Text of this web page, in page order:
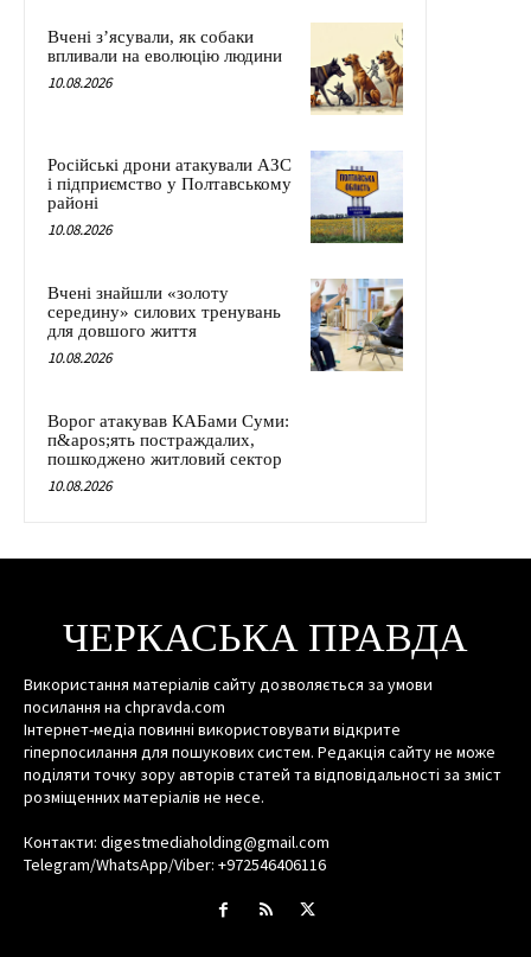
Вчені з’ясували, як собаки
впливали на еволюцію людини
10.08.2026
Російські дрони атакували АЗС
і підприємство у Полтавському
районі
10.08.2026
Вчені знайшли «золоту
середину» силових тренувань
для довшого життя
10.08.2026
Ворог атакував КАБами Суми:
п&apos;ять постраждалих,
пошкоджено житловий сектор
10.08.2026
ЧЕРКАСЬКА ПРАВДА
Використання матеріалів сайту дозволяється за умови
посилання на chpravda.com
Інтернет-медіа повинні використовувати відкрите
гіперпосилання для пошукових систем. Редакція сайту не може
поділяти точку зору авторів статей та відповідальності за зміст
розміщенних матеріалів не несе.
Контакти: digestmediaholding@gmail.com
Telegram/WhatsApp/Viber: +972546406116